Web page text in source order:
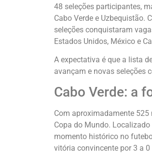
48 seleções participantes,
Cabo Verde e Uzbequistão.
seleções conquistaram
Estados Unidos, México e
A expectativa é que a lista
avançam e novas seleções
Cabo Verde: a
Com aproximadamente
Copa do Mundo.
momento histórico no
vitória convincente por 3 a